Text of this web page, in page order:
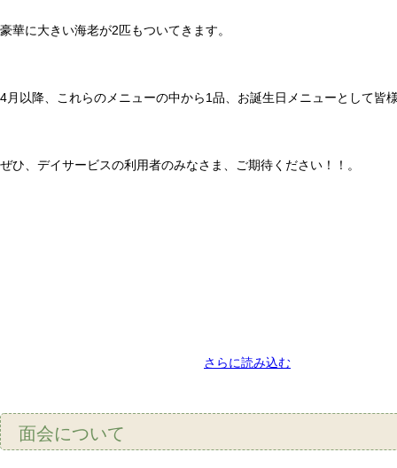
豪華に大きい海老が2匹もついてきます。
4月以降、これらのメニューの中から1品、お誕生日メニューとして皆
ぜひ、デイサービスの利用者のみなさま、ご期待ください！！。
さらに読み込む
面会について